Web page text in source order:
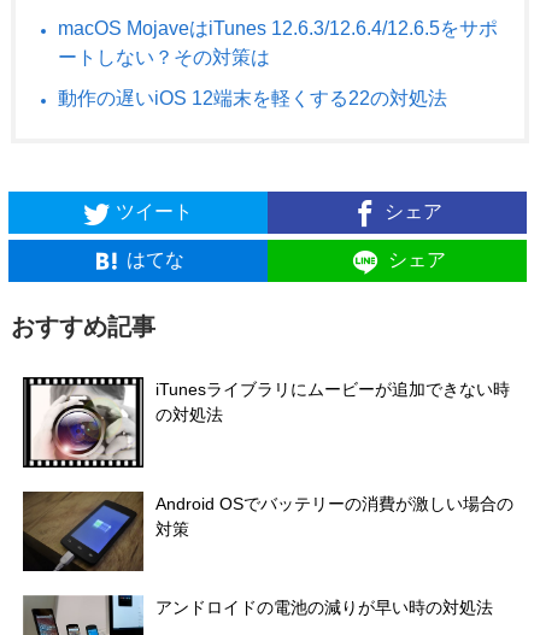
macOS MojaveはiTunes 12.6.3/12.6.4/12.6.5をサポ
ートしない？その対策は
動作の遅いiOS 12端末を軽くする22の対処法
ツイート シェア
はてな シェア
おすすめ記事
iTunesライブラリにムービーが追加できない時
の対処法
Android OSでバッテリーの消費が激しい場合の
対策
アンドロイドの電池の減りが早い時の対処法